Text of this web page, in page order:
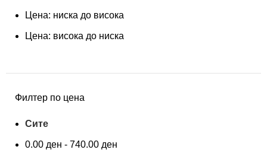
Цена: ниска до висока
Цена: висока до ниска
Филтер по цена
Сите
0.00 ден - 740.00 ден